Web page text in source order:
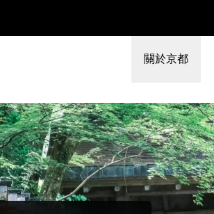
關於京都